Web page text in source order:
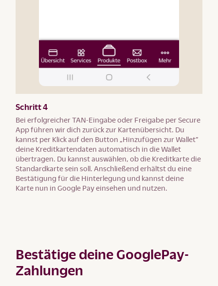
Schritt 4
Bei erfolgreicher TAN-Eingabe oder Freigabe per Secure
App führen wir dich zurück zur Kartenübersicht. Du
kannst per Klick auf den Button „Hinzufügen zur Wallet”
deine Kreditkartendaten automatisch in die Wallet
übertragen. Du kannst auswählen, ob die Kreditkarte die
Standardkarte sein soll. Anschließend erhältst du eine
Bestätigung für die Hinterlegung und kannst deine
Karte nun in Google Pay einsehen und nutzen.
Bestätige deine GooglePay-
Zahlungen